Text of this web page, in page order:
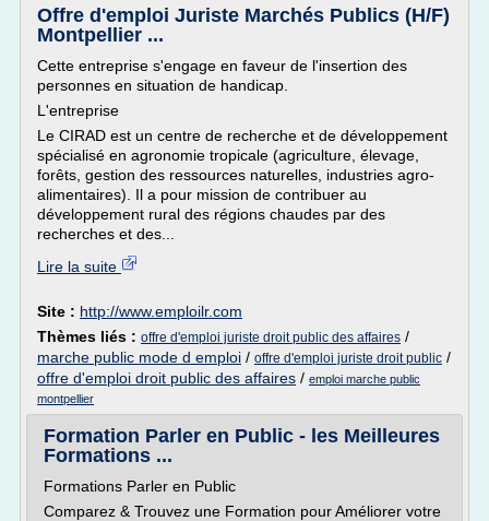
Offre d'emploi Juriste Marchés Publics (H/F)
Montpellier ...
Cette entreprise s'engage en faveur de l'insertion des
personnes en situation de handicap.
L'entreprise
Le CIRAD est un centre de recherche et de développement
spécialisé en agronomie tropicale (agriculture, élevage,
forêts, gestion des ressources naturelles, industries agro-
alimentaires). Il a pour mission de contribuer au
développement rural des régions chaudes par des
recherches et des...
Lire la suite
Site : http://www.emploilr.com
Thèmes liés : offre d'emploi juriste droit public des affaires /
marche public mode d emploi / offre d'emploi juriste droit public /
offre d'emploi droit public des affaires / emploi marche public
montpellier
Formation Parler en Public - les Meilleures
Formations ...
Formations Parler en Public
Comparez & Trouvez une Formation pour Améliorer votre